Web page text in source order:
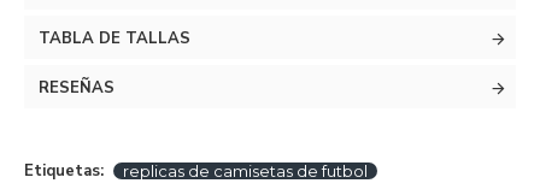
TABLA DE TALLAS
RESEÑAS
Etiquetas: replicas de camisetas de futbol